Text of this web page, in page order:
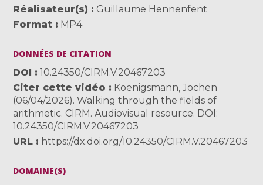
Réalisateur(s)
Guillaume Hennenfent
Format
MP4
DONNÉES DE CITATION
DOI
10.24350/CIRM.V.20467203
Citer cette vidéo
Koenigsmann, Jochen
(06/04/2026). Walking through the fields of
arithmetic. CIRM. Audiovisual resource. DOI:
10.24350/CIRM.V.20467203
URL
https://dx.doi.org/10.24350/CIRM.V.20467203
DOMAINE(S)